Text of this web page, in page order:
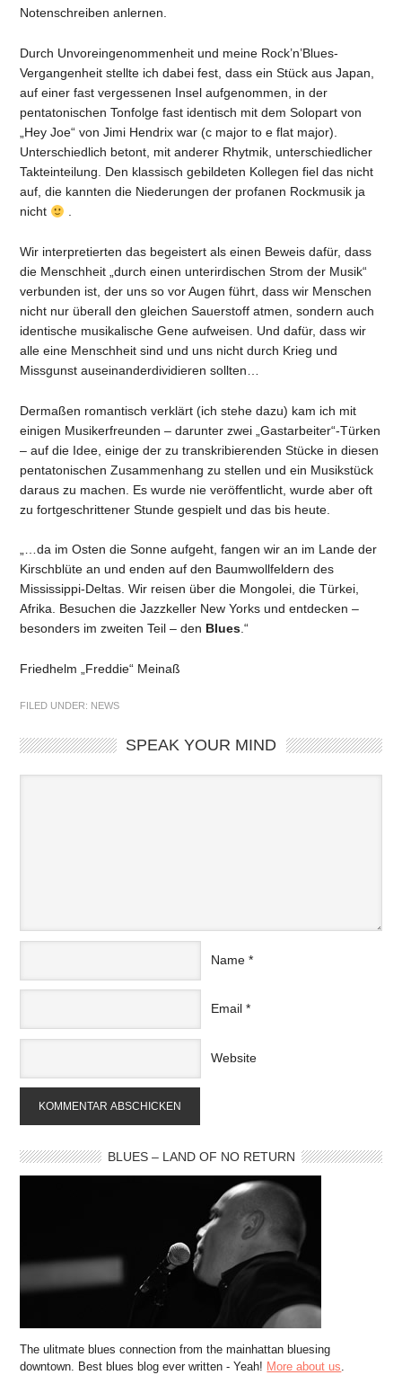
Notenschreiben anlernen.
Durch Unvoreingenommenheit und meine Rock’n’Blues-
Vergangenheit stellte ich dabei fest, dass ein Stück aus Japan,
auf einer fast vergessenen Insel aufgenommen, in der
pentatonischen Tonfolge fast identisch mit dem Solopart von
„Hey Joe“ von Jimi Hendrix war (c major to e flat major).
Unterschiedlich betont, mit anderer Rhytmik, unterschiedlicher
Takteinteilung. Den klassisch gebildeten Kollegen fiel das nicht
auf, die kannten die Niederungen der profanen Rockmusik ja
nicht
.
Wir interpretierten das begeistert als einen Beweis dafür, dass
die Menschheit „durch einen unterirdischen Strom der Musik“
verbunden ist, der uns so vor Augen führt, dass wir Menschen
nicht nur überall den gleichen Sauerstoff atmen, sondern auch
identische musikalische Gene aufweisen. Und dafür, dass wir
alle eine Menschheit sind und uns nicht durch Krieg und
Missgunst auseinanderdividieren sollten…
Dermaßen romantisch verklärt (ich stehe dazu) kam ich mit
einigen Musikerfreunden – darunter zwei „Gastarbeiter“-Türken
– auf die Idee, einige der zu transkribierenden Stücke in diesen
pentatonischen Zusammenhang zu stellen und ein Musikstück
daraus zu machen. Es wurde nie veröffentlicht, wurde aber oft
zu fortgeschrittener Stunde gespielt und das bis heute.
„…da im Osten die Sonne aufgeht, fangen wir an im Lande der
Kirschblüte an und enden auf den Baumwollfeldern des
Mississippi-Deltas. Wir reisen über die Mongolei, die Türkei,
Afrika. Besuchen die Jazzkeller New Yorks und entdecken –
besonders im zweiten Teil – den Blues.“
Friedhelm „Freddie“ Meinaß
FILED UNDER: NEWS
SPEAK YOUR MIND
Name *
Email *
Website
BLUES – LAND OF NO RETURN
The ulitmate blues connection from the mainhattan bluesing
downtown. Best blues blog ever written - Yeah! More about us.